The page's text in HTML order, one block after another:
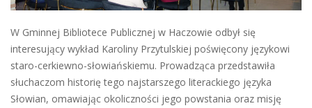
W Gminnej Bibliotece Publicznej w Haczowie odbył się
interesujący wykład Karoliny Przytulskiej poświęcony językowi
staro-cerkiewno-słowiańskiemu. Prowadząca przedstawiła
słuchaczom historię tego najstarszego literackiego języka
Słowian, omawiając okoliczności jego powstania oraz misję